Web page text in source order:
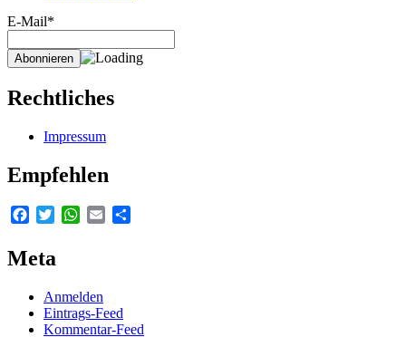
E-Mail*
Rechtliches
Impressum
Empfehlen
FacebookTwitterWhatsApp
Email
Meta
Anmelden
Eintrags-Feed
Kommentar-Feed